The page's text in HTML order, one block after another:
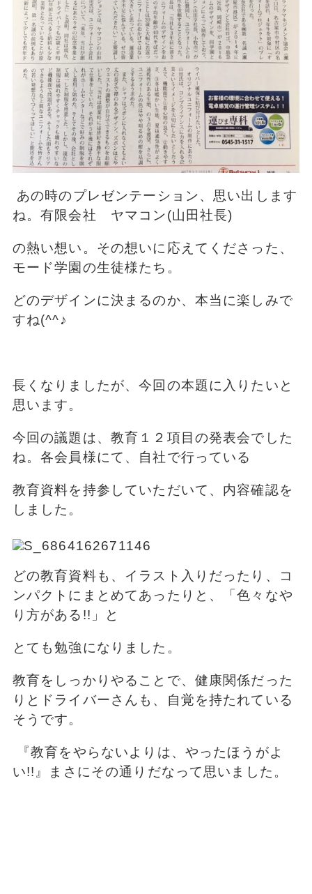
あの時のプレゼンテーション、思い出します
ね。有限会社 ヤマコン(山田社長)
の熱い想い。その想いに応えてくださった、
モード学園の生徒様たち。
どのデザインに決まるのか、本当に楽しみで
すね(^^♪
長くなりましたが、今回の本題に入りたいと
思います。
今回の議題は、教育１２項目の発表会でした
ね。各会員様にて、自社で行っている
教育資料を持参していただいて、内容確認を
しました。
どの教育資料も、イラスト入りだったり、コ
ンパクトにまとめてあったりと、「色々なや
り方がある!!」と
とても勉強になりました。
教育をしっかりやることで、健康関係だった
りとドライバーさんも、自覚を持たれている
そうです。
『教育をやらないよりは、やったほうがよ
い!!』まさにその通りだなって思いました。